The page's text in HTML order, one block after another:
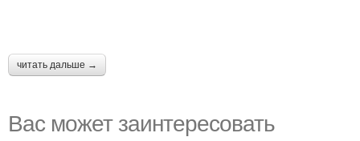
читать дальше →
Вас может заинтересовать